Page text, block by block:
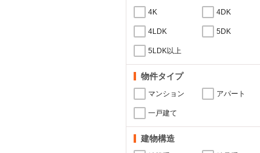
4K 4DK
4LDK 5DK
5LDK以上
物件タイプ
マンション アパート
一戸建て
建物構造